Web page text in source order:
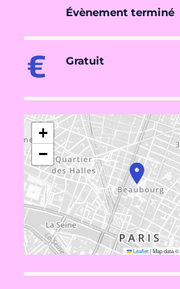
Évènement terminé
Gratuit
+
−
Leaflet|Map data ©